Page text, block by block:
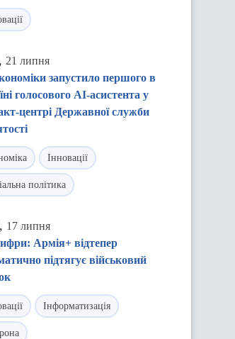
, 21 липня
запустило першого в
голосового AI-асистента у
центрі Державної служби
Інновації
політика
, 17 липня
Армія+ відтепер
підтягує військовий
Інформатизація